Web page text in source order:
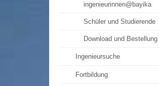
ingenieurinnen@bayika
Schüler und Studierende
Download und Bestellung
Ingenieursuche
Fortbildung